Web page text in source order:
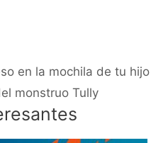
en la mochila de tu hijo
monstruo Tully